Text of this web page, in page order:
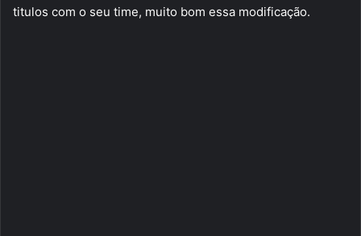
titulos com o seu time, muito bom essa modificação.